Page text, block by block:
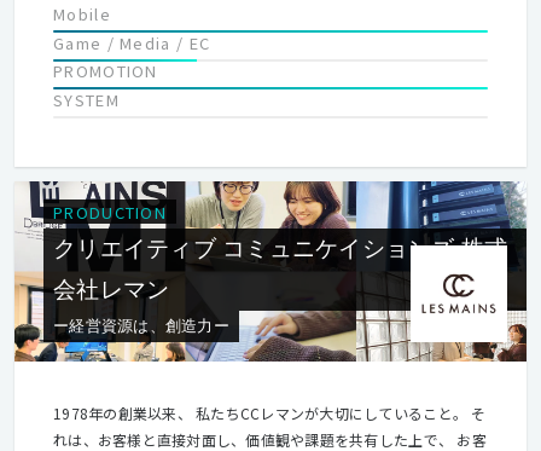
Mobile
Game / Media / EC
PROMOTION
SYSTEM
PRODUCTION
クリエイティブ コミュニケイションズ 株式
会社レマン
ー経営資源は、創造力ー
1978年の創業以来、 私たちCCレマンが大切にしていること。 そ
れは、お客様と直接対面し、価値観や課題を共有した上で、 お客